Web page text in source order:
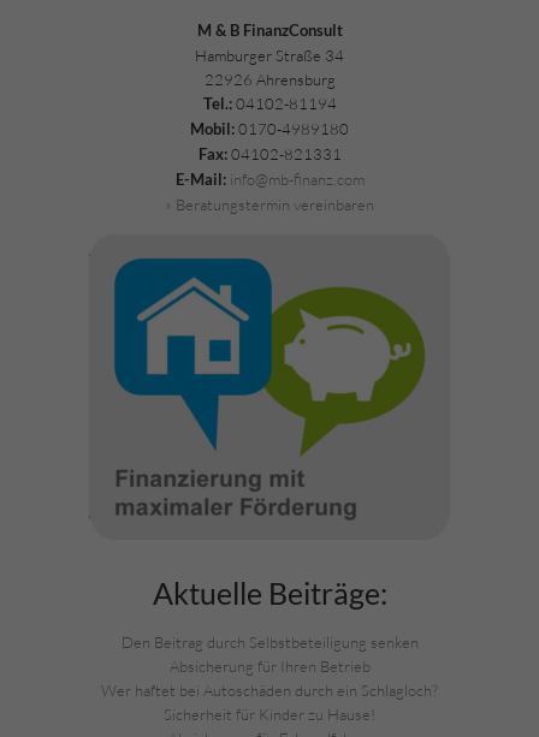
M & B FinanzConsult
Hamburger Straße 34
22926 Ahrensburg
Tel.:04102-81194
Mobil: 0170-4989180
Fax:04102-821331
E-Mail: info@mb-finanz.com
» Beratungstermin vereinbaren
Aktuelle Beiträge:
Den Beitrag durch Selbstbeteiligung senken
Absicherung für Ihren Betrieb
Wer haftet bei Autoschäden durch ein Schlagloch?
Sicherheit für Kinder zu Hause!